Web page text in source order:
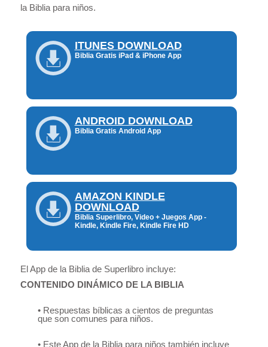
la Biblia para niños.
ITUNES DOWNLOAD
Biblia Gratis iPad & iPhone App
ANDROID DOWNLOAD
Biblia Gratis Android App
AMAZON KINDLE
DOWNLOAD
Biblia Superlibro, Video + Juegos App -
Kindle, Kindle Fire, Kindle Fire HD
El App de la Biblia de Superlibro incluye:
CONTENIDO DINÁMICO DE LA BIBLIA
• Respuestas bíblicas a cientos de preguntas
que son comunes para niños.
• Este App de la Biblia para niños también incluye